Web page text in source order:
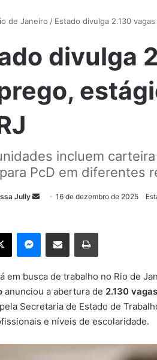
de Janeiro / Estado divulga 2.130
divulga
incluem
PcD em diferentes
Jully
e
m
e
-
m
16 de dezembro de 2025
em busca de trabalho no Rio de
anunciou a abertura de 2.130 vagas
Secretaria de Estado de
e níveis de escolaridade.